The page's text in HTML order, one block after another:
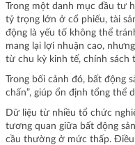
Trong một danh mục đầu tư
tỷ trọng lớn ở cổ phiếu, tài
động là yếu tố không thể
mang lại lợi nhuận cao,
từ chu kỳ kinh tế, chính
Trong bối cảnh đó, bất động
chấn”, giúp ổn định tổng thể
Dữ liệu từ nhiều tổ chức
tương quan giữa bất động
cầu thường ở mức thấp.